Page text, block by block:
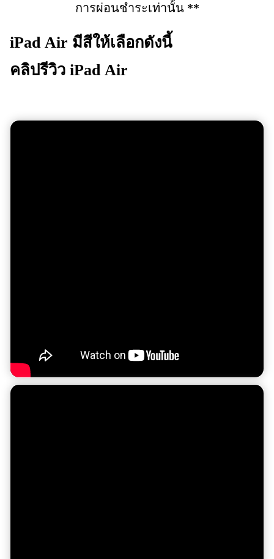
การผ่อนชำระเท่านั้น **
iPad Air มีสีให้เลือกดังนี้
คลิปรีวิว iPad Air